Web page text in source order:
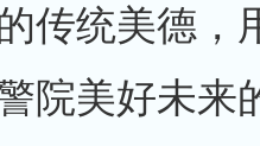
传统美德，
院美好未来